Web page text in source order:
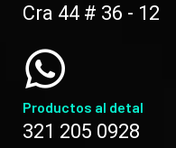
Cra 44 # 36 - 12
Productos al detal
321 205 0928